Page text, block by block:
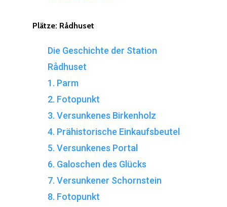
Plätze: Rådhuset
Die Geschichte der Station
Rådhuset
1. Parm
2. Fotopunkt
3. Versunkenes Birkenholz
4. Prähistorische Einkaufsbeutel
5. Versunkenes Portal
6. Galoschen des Glücks
7. Versunkener Schornstein
8. Fotopunkt